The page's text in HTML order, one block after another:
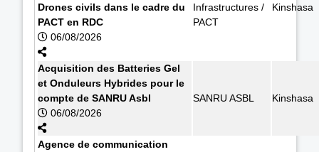
Drones civils dans le cadre du
PACT en RDC
06/08/2026
Infrastructures /
PACT
Kinshasa
Acquisition des Batteries Gel
et Onduleurs Hybrides pour le
compte de SANRU Asbl
06/08/2026
SANRU ASBL Kinshasa
Agence de communication